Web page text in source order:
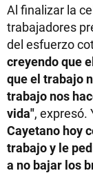
Al finalizar la
trabajadores
del esfuerzo
creyendo que
que el trabajo
trabajo nos
vida", expresó.
Cayetano hoy
trabajo y le
a no bajar los